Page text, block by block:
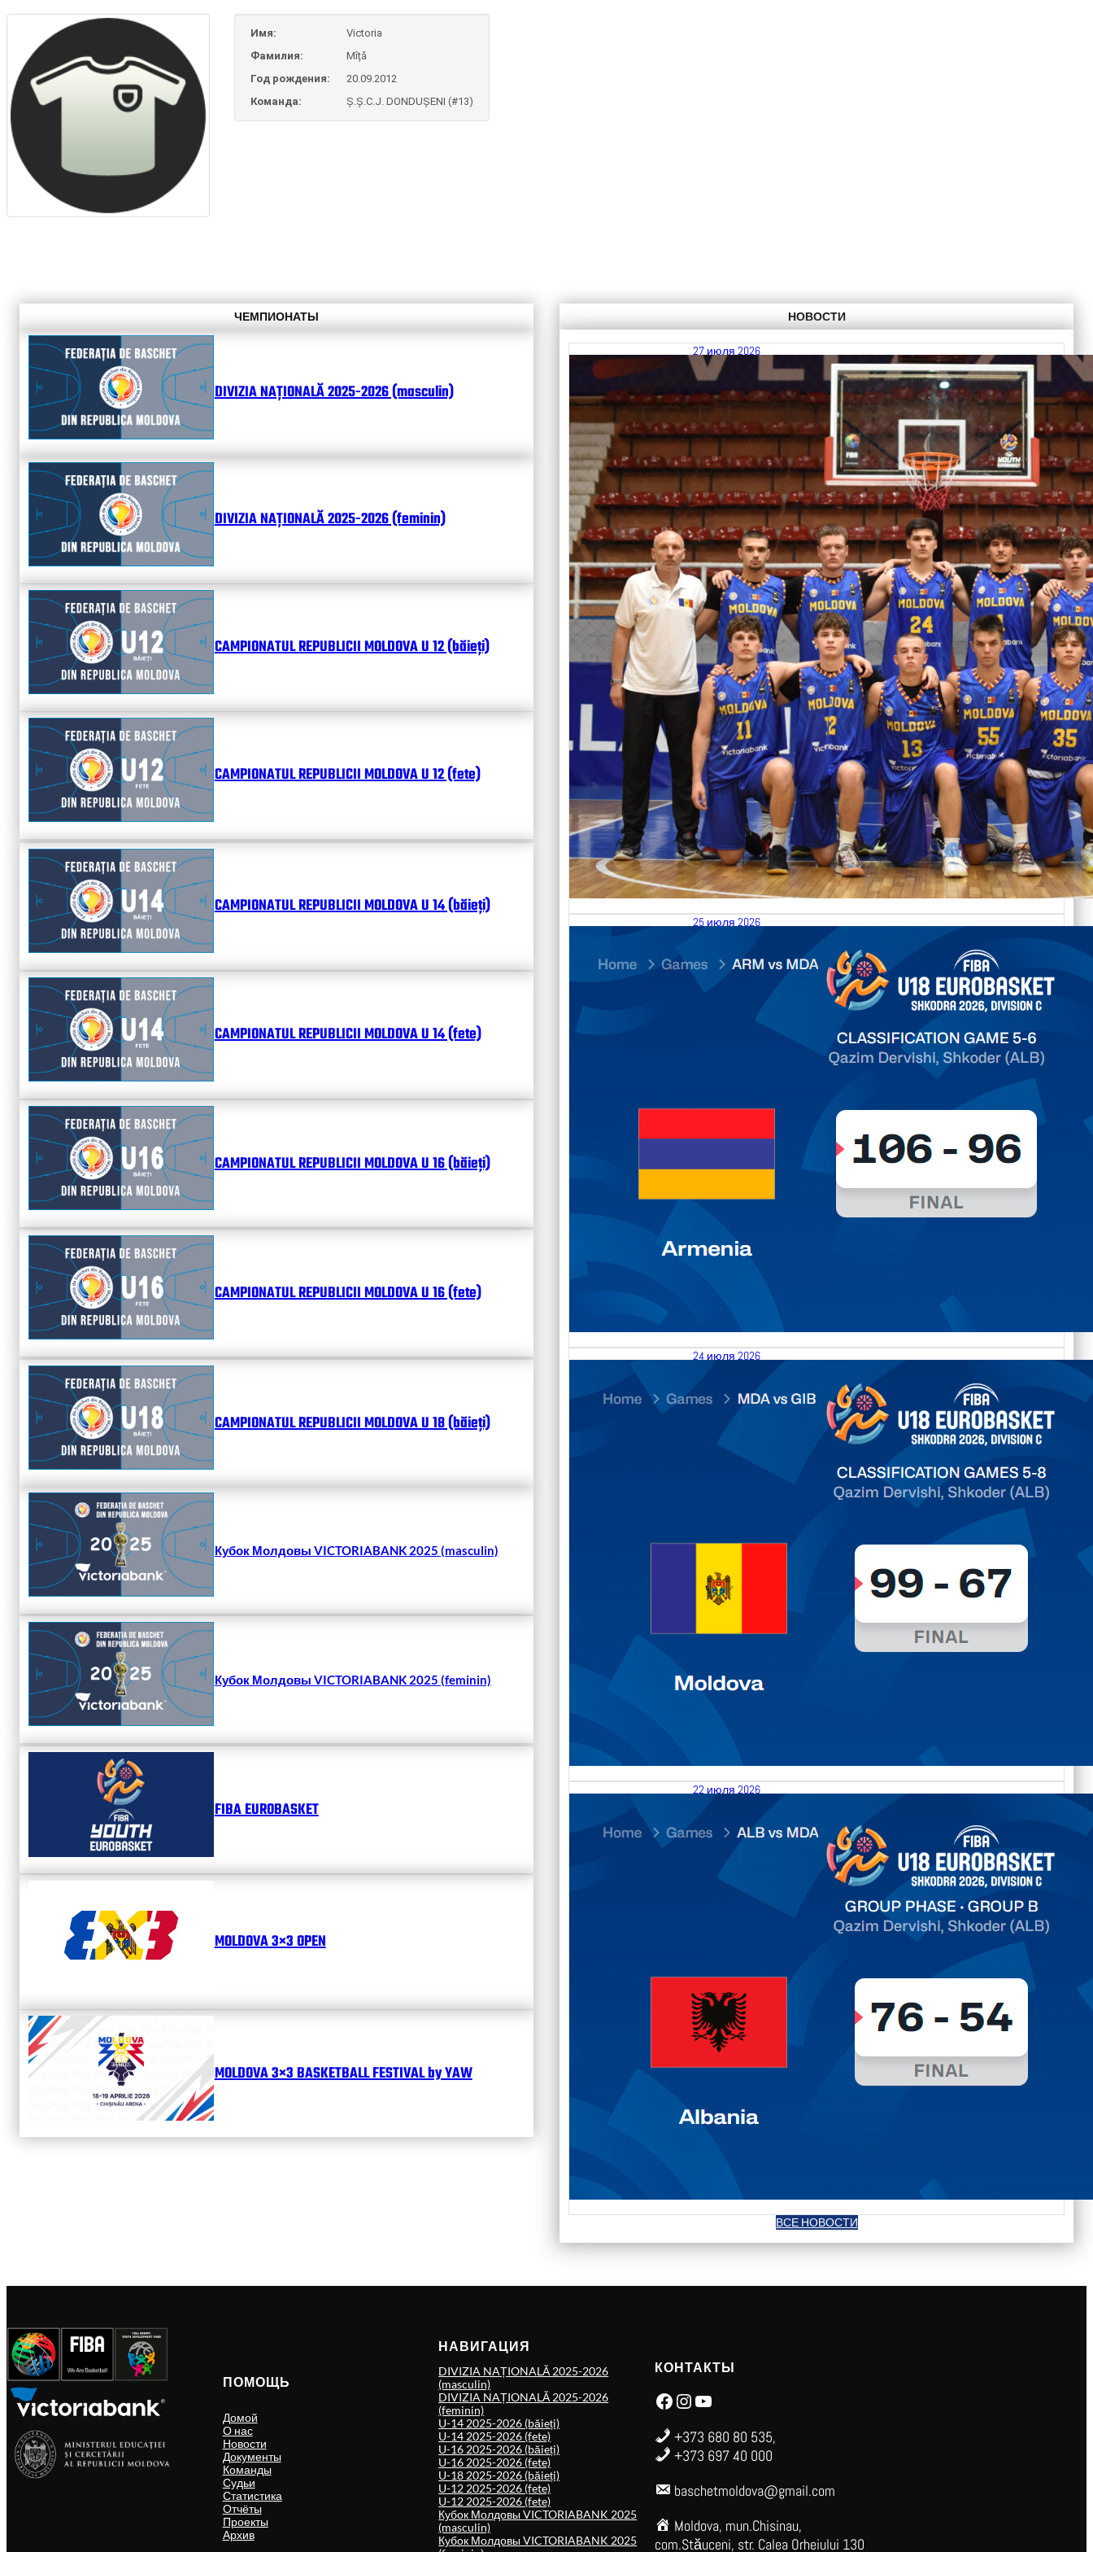
Имя:
Victoria
Фамилия:
Mîță
Год рождения:
20.09.2012
Команда:
Ș.Ș.C.J. DONDUȘENI (#13)
ЧЕМПИОНАТЫ
DIVIZIA NAȚIONALĂ 2025-2026 (masculin)
DIVIZIA NAȚIONALĂ 2025-2026 (feminin)
CAMPIONATUL REPUBLICII MOLDOVA U 12 (băieți)
CAMPIONATUL REPUBLICII MOLDOVA U 12 (fete)
CAMPIONATUL REPUBLICII MOLDOVA U 14 (băieți)
CAMPIONATUL REPUBLICII MOLDOVA U 14 (fete)
CAMPIONATUL REPUBLICII MOLDOVA U 16 (băieți)
CAMPIONATUL REPUBLICII MOLDOVA U 16 (fete)
CAMPIONATUL REPUBLICII MOLDOVA U 18 (băieți)
Кубок Молдовы VICTORIABANK 2025 (masculin)
Кубок Молдовы VICTORIABANK 2025 (feminin)
FIBA EUROBASKET
MOLDOVA 3×3 OPEN
MOLDOVA 3×3 BASKETBALL FESTIVAL by YAW
НОВОСТИ
27 июля 2026
Итоги FIBA U18 EuroBasket 2026, Division C
КалендарьТаблица Выберите Обзор Статистика Матч сыгран 0
Читать далее
25 июля 2026
26.07.2026 Armenia vs Moldova FIBA U18 EuroBasket 2026,
Division C
КалендарьТаблица Выберите Обзор Статистика Матч сыгран 0
Читать далее
24 июля 2026
25.07.2026 Moldova vs Gibraltar FIBA U18 EuroBasket 2026,
Division C
КалендарьТаблица Выберите Обзор Статистика Матч сыгран 0
Читать далее
22 июля 2026
23.07.2026 Albania vs Moldova FIBA U18 EuroBasket 2026,
Division C
КалендарьТаблица Выберите Обзор Статистика Матч сыгран 0
Читать далее
ВСЕ НОВОСТИ
ПОМОЩЬ
Домой
О нас
Новости
Документы
Команды
Судьи
Статистика
Отчёты
Проекты
Архив
НАВИГАЦИЯ
DIVIZIA NAȚIONALĂ 2025-2026
(masculin)
DIVIZIA NAȚIONALĂ 2025-2026
(feminin)
U-14 2025-2026 (băieți)
U-14 2025-2026 (fete)
U-16 2025-2026 (băieți)
U-16 2025-2026 (fete)
U-18 2025-2026 (băieți)
U-12 2025-2026 (fete)
U-12 2025-2026 (fete)
Кубок Молдовы VICTORIABANK 2025
(masculin)
Кубок Молдовы VICTORIABANK 2025
КОНТАКТЫ
Facebook Instagram YouTube
+373 680 80 535,
+373 697 40 000
baschetmoldova@gmail.com
Moldova, mun.Chisinau,
com.Stăuceni, str. Calea Orheiului 130